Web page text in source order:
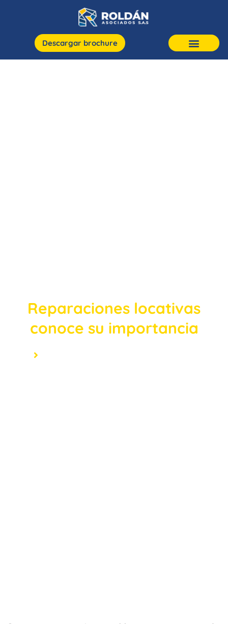
Descargar brochure
Reparaciones locativas
conoce su importancia